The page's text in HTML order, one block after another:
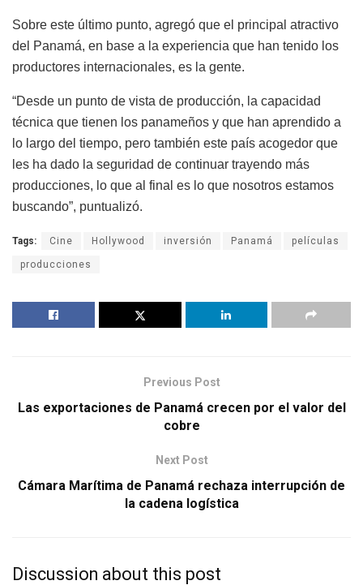
Sobre este último punto, agregó que el principal atractivo
del Panamá, en base a la experiencia que han tenido los
productores internacionales, es la gente.
“Desde un punto de vista de producción, la capacidad
técnica que tienen los panameños y que han aprendido a
lo largo del tiempo, pero también este país acogedor que
les ha dado la seguridad de continuar trayendo más
producciones, lo que al final es lo que nosotros estamos
buscando”, puntualizó.
Tags: Cine Hollywood inversión Panamá películas
producciones
Previous Post
Las exportaciones de Panamá crecen por el valor del
cobre
Next Post
Cámara Marítima de Panamá rechaza interrupción de
la cadena logística
Discussion about this post